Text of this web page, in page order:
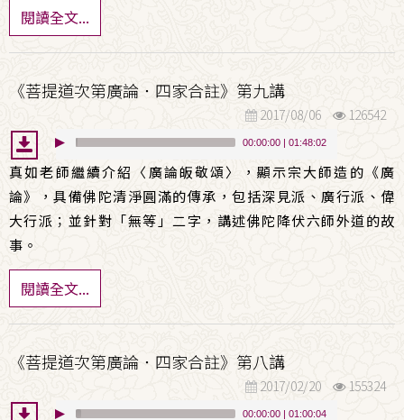
閱讀全文...
《菩提道次第廣論．四家合註》第九講
2017/08/06 126542
00:00:00 | 01:48:02
真如老師繼續介紹〈廣論皈敬頌〉，顯示宗大師造的《廣
論》，具備佛陀清淨圓滿的傳承，包括深見派、廣行派、偉
大行派；並針對「無等」二字，講述佛陀降伏六師外道的故
事。
閱讀全文...
《菩提道次第廣論．四家合註》第八講
2017/02/20 155324
00:00:00 | 01:00:04